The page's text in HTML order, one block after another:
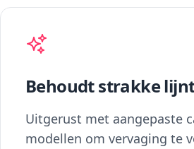
Behoudt strakke
Uitgerust met aangepaste
modellen om vervaging te